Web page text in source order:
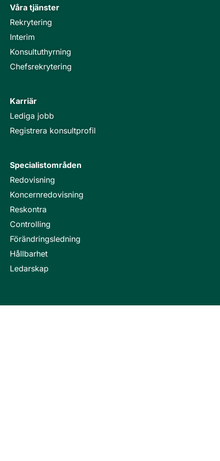
Våra tjänster
Rekrytering
Interim
Konsultuthyrning
Chefsrekrytering
Karriär
Lediga jobb
Registrera konsultprofil
Specialistområden
Redovisning
Koncernredovisning
Reskontra
Controlling
Förändringsledning
Hållbarhet
Ledarskap